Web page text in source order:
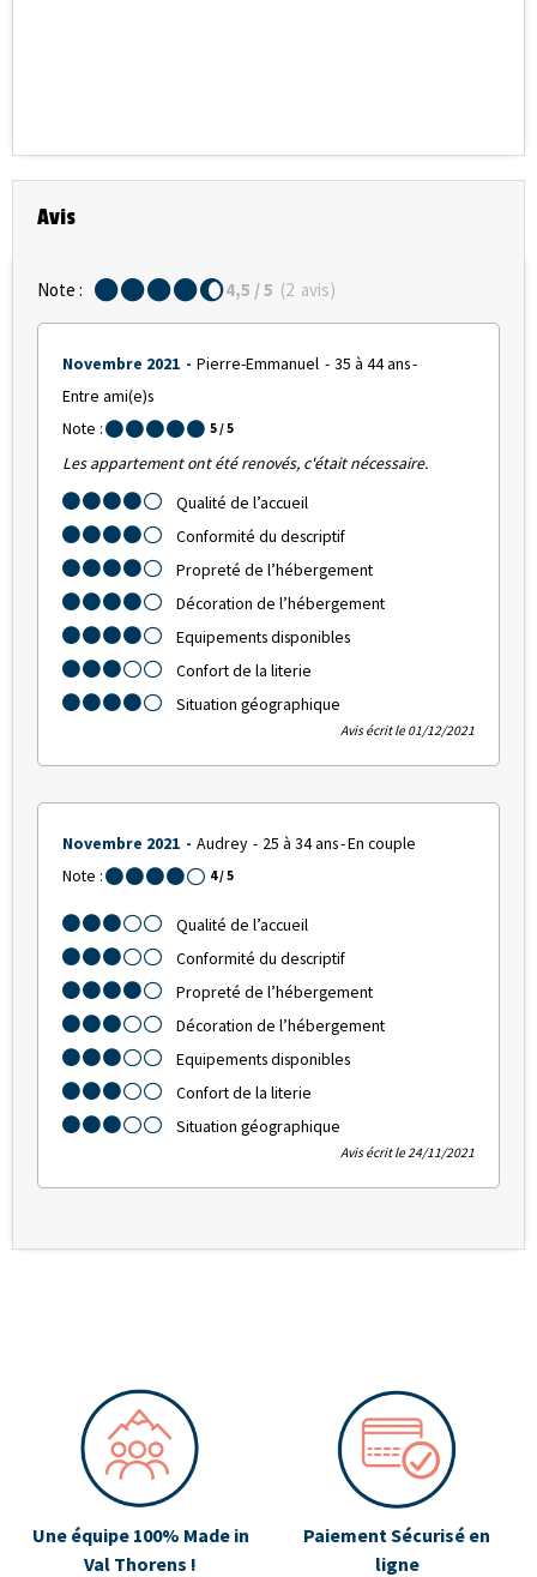
Avis
Note : 4,5 / 5 (2 avis)
Novembre 2021 Pierre-Emmanuel
35 à 44 ans
Entre ami(e)s
Note :
5/ 5
Les appartement ont été renovés, c'était nécessaire.
Qualité de l’accueil
Conformité du descriptif
Propreté de l’hébergement
Décoration de l’hébergement
Equipements disponibles
Confort de la literie
Situation géographique
Avis écrit le 01/12/2021
Novembre 2021 Audrey 25 à 34 ans En couple
Note :
4 / 5
Qualité de l’accueil
Conformité du descriptif
Propreté de l’hébergement
Décoration de l’hébergement
Equipements disponibles
Confort de la literie
Situation géographique
Avis écrit le 24/11/2021
Une équipe 100% Made in
Val Thorens !
Paiement Sécurisé en
ligne